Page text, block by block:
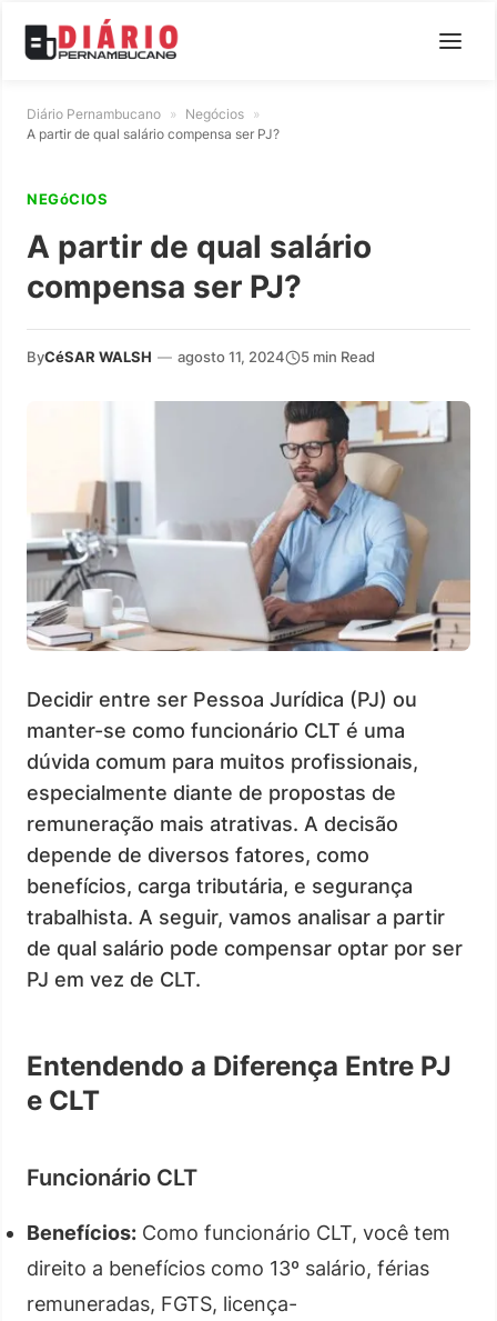
Diário Pernambucano » Negócios »
A partir de qual salário compensa ser PJ?
NEGóCIOS
A partir de qual salário
compensa ser PJ?
ByCéSAR WALSH — agosto 11, 2024 5 min Read
Decidir entre ser Pessoa Jurídica (PJ) ou
manter-se como funcionário CLT é uma
dúvida comum para muitos profissionais,
especialmente diante de propostas de
remuneração mais atrativas. A decisão
depende de diversos fatores, como
benefícios, carga tributária, e segurança
trabalhista. A seguir, vamos analisar a partir
de qual salário pode compensar optar por ser
PJ em vez de CLT.
Entendendo a Diferença Entre PJ
e CLT
Funcionário CLT
Benefícios: Como funcionário CLT, você tem
direito a benefícios como 13º salário, férias
remuneradas, FGTS, licença-